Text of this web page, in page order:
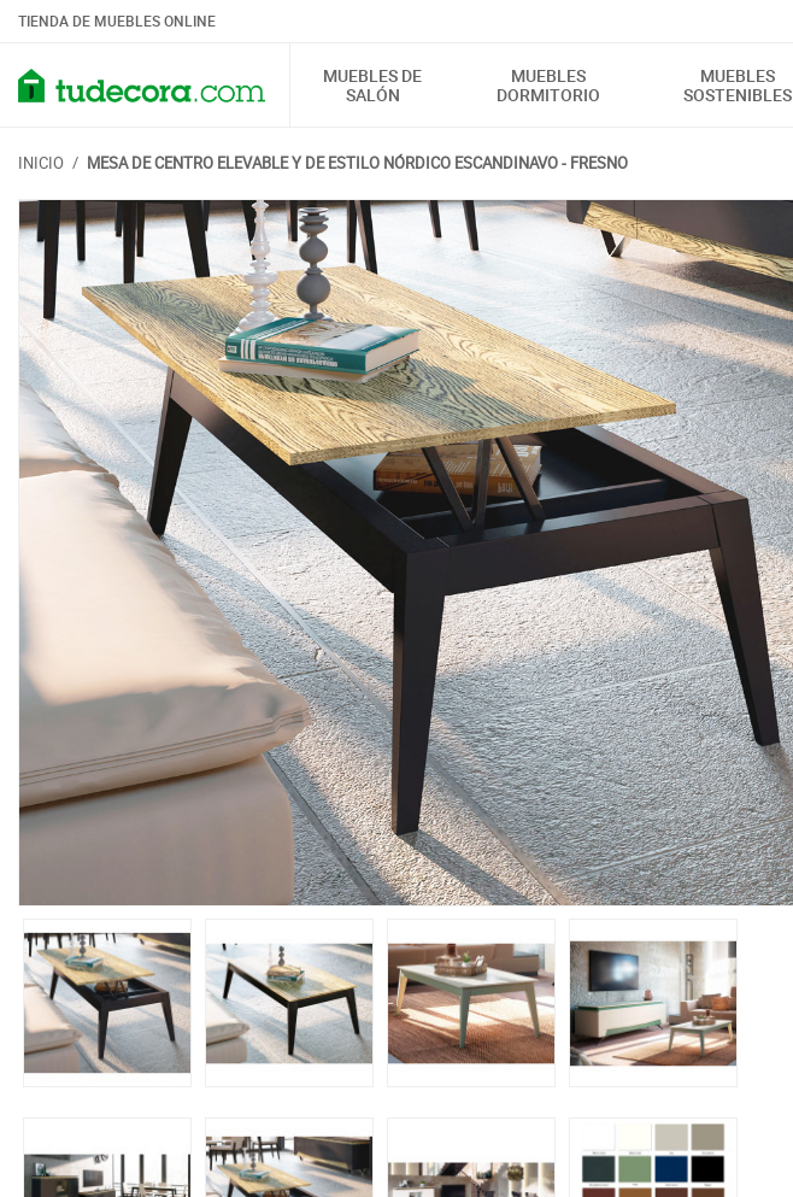
TIENDA DE MUEBLES ONLINE
MUEBLES DE
SALÓN
MUEBLES
DORMITORIO
MUEBLES
SOSTENIBLES
INICIO / MESA DE CENTRO ELEVABLE Y DE ESTILO NÓRDICO ESCANDINAVO - FRESNO